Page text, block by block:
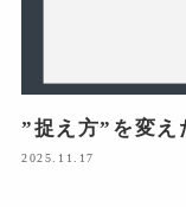
”捉え方”を変え
2025.11.17